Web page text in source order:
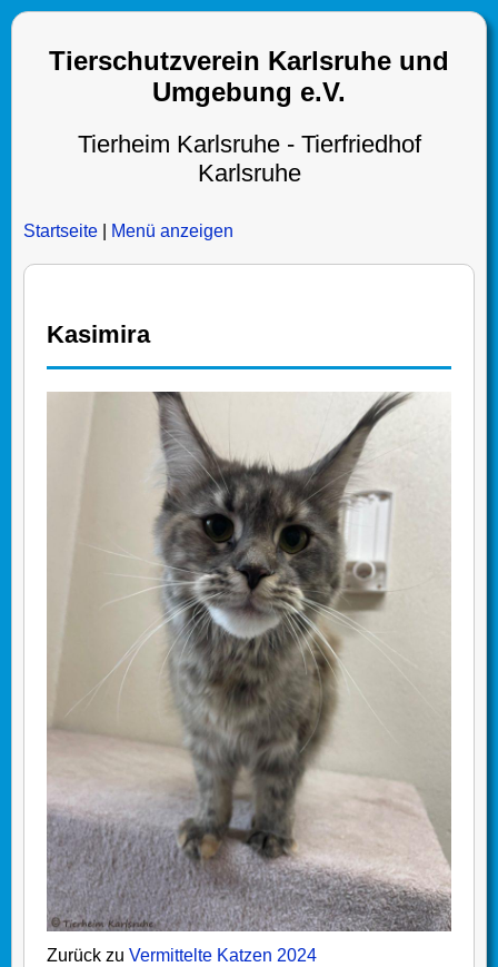
Tierschutzverein Karlsruhe und
Umgebung e.V.
Tierheim Karlsruhe - Tierfriedhof
Karlsruhe
Startseite Menü anzeigen
Kasimira
Zurück zu Vermittelte Katzen 2024